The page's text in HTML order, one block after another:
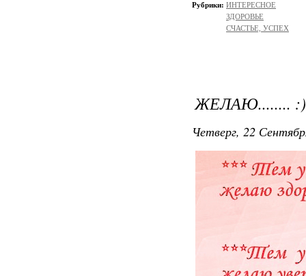
Рубрики: ИНТЕРЕСНОЕ
ЗДОРОВЬЕ
СЧАСТЬЕ, УСПЕХ
ЖЕЛАЮ........
Четверг, 22